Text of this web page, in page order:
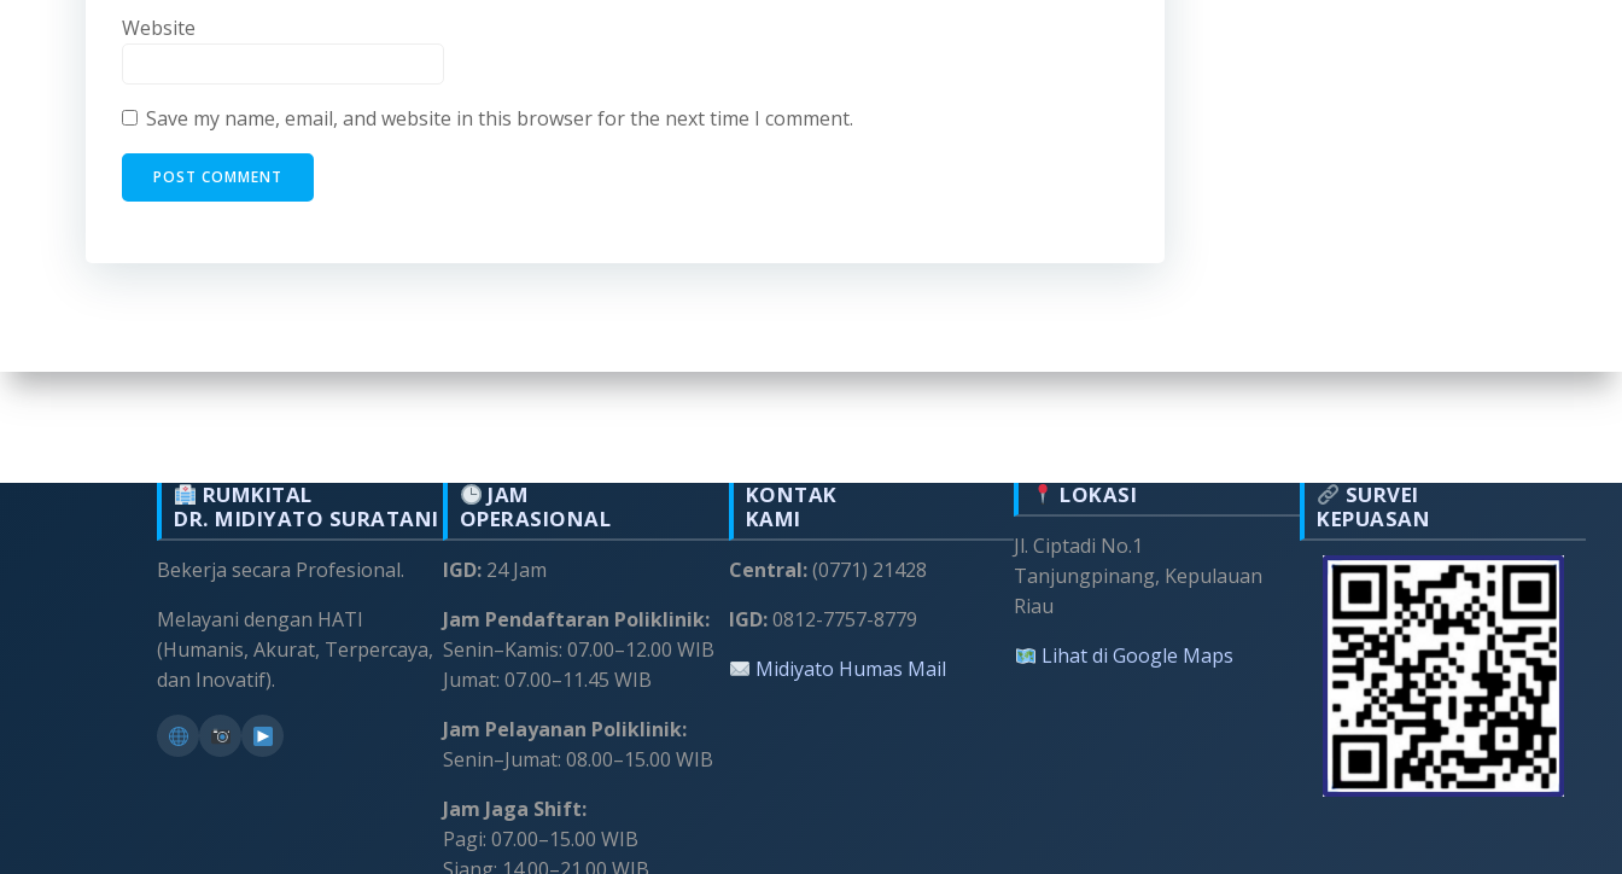
Website
Save my name, email, and website in this browser for the next time I comment.
RUMKITAL
DR. MIDIYATO SURATANI
Bekerja secara Profesional.
Melayani dengan HATI
(Humanis, Akurat, Terpercaya,
dan Inovatif).
JAM
OPERASIONAL
IGD:24 Jam
Jam Pendaftaran Poliklinik:
Senin–Kamis: 07.00–12.00 WIB
Jumat: 07.00–11.45 WIB
Jam Pelayanan Poliklinik:
Senin–Jumat: 08.00–15.00 WIB
Jam Jaga Shift:
Pagi: 07.00–15.00 WIB
KONTAK
KAMI
Central:(0771) 21428
IGD:0812-7757-8779
Midiyato Humas Mail
LOKASI
Jl. Ciptadi No.1
Tanjungpinang, Kepulauan
Riau
Lihat di Google Maps
SURVEI
KEPUASAN